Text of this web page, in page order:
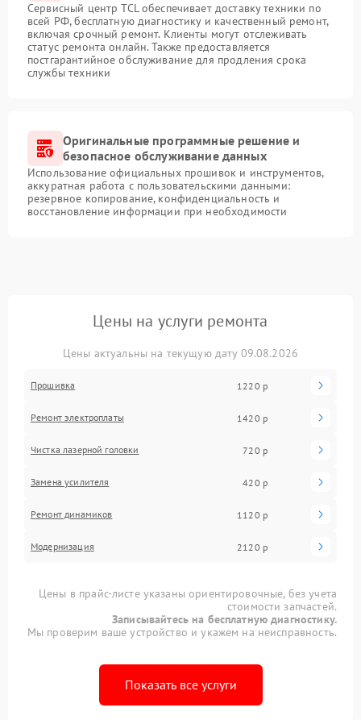
Сервисный центр TCL обеспечивает доставку техники по
всей РФ, бесплатную диагностику и качественный ремонт,
включая срочный ремонт. Клиенты могут отслеживать
статус ремонта онлайн. Также предоставляется
постгарантийное обслуживание для продления срока
службы техники
Оригинальные программные решение и
безопасное обслуживание данных
Использование официальных прошивок и инструментов,
аккуратная работа с пользовательскими данными:
резервное копирование, конфиденциальность и
восстановление информации при необходимости
Цены на услуги ремонта
Цены актуальны на текущую дату 09.08.2026
Прошивка 1220 р
Ремонт электроплаты 1420 р
Чистка лазерной головки 720 р
Замена усилителя 420 р
Ремонт динамиков 1120 р
Модернизация 2120 р
Цены в прайс-листе указаны ориентировочные, без учета
стоимости запчастей.
Записывайтесь на бесплатную диагностику.
Мы проверим ваше устройство и укажем на неисправность.
Показать все услуги